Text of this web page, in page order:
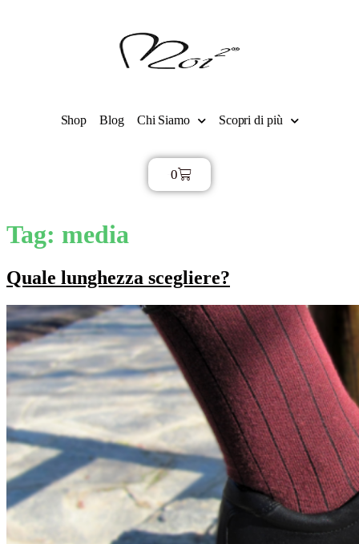
Shop Blog Chi Siamo Scopri di più
0
Tag: media
Quale lunghezza scegliere?